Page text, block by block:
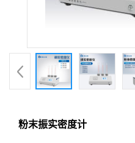
粉末振实密度计